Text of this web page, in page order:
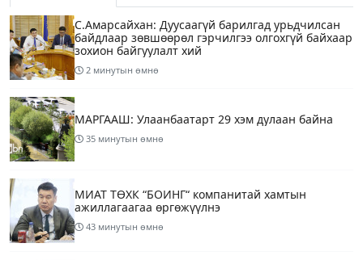
С.Амарсайхан: Дуусаагүй барилгад урьдчилсан
байдлаар зөвшөөрөл гэрчилгээ олгохгүй байхаар
зохион байгуулалт хий
2 минутын өмнө
МАРГААШ: Улаанбаатарт 29 хэм дулаан байна
35 минутын өмнө
МИАТ ТӨХК “БОИНГ“ компанитай хамтын
ажиллагаагаа өргөжүүлнэ
43 минутын өмнө